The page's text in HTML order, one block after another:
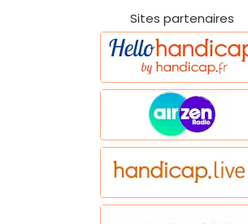
Sites partenaires